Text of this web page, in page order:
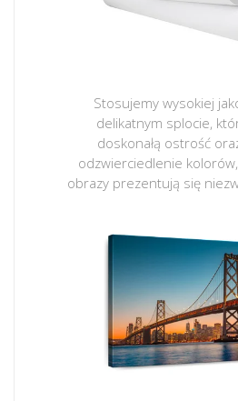
Stosujemy wysokiej
delikatnym splocie,
doskonałą ostrość
odzwierciedlenie
obrazy prezentują się